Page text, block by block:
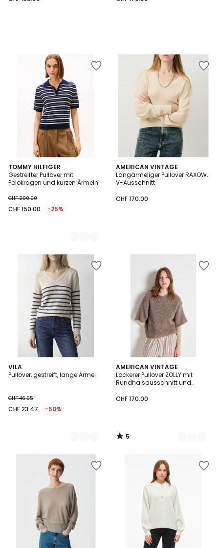
TOMMY HILFIGER
Gestreifter Pullover mit
Polokragen und kurzen Ärmeln
CHF 200.00
CHF 150.00 -25%
2
Farben
AMERICAN VINTAGE
Langärmeliger Pullover RAXOW,
V-Ausschnitt
CHF 170.00
VILA
Pullover, gestreift, lange Ärmel
CHF 46.95
CHF 23.47 -50%
3
Farben
AMERICAN VINTAGE
Lockerer Pullover ZOLLY mit
Rundhalsausschnitt und
CHF 170.00
5
/
5
2
Farben
5
/